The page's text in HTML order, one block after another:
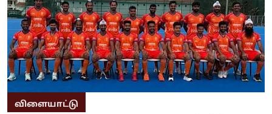
விளையாட்டு